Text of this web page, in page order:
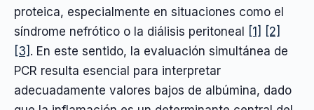
proteica, especialmente en situaciones como el
síndrome nefrótico o la diálisis peritoneal [1] [2]
[3] . En este sentido, la evaluación simultánea de
PCR resulta esencial para interpretar
adecuadamente valores bajos de albúmina, dado